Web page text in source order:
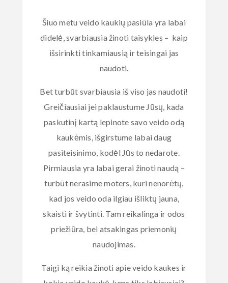
Šiuo metu veido kaukių pasiūla yra labai
didelė, svarbiausia žinoti taisykles – kaip
išsirinkti tinkamiausią ir teisingai jas
naudoti.
Bet turbūt svarbiausia iš viso jas naudoti!
Greičiausiai jei paklaustume Jūsų, kada
paskutinį kartą lepinote savo veido odą
kaukėmis, išgirstume labai daug
pasiteisinimo, kodėl Jūs to nedarote.
Pirmiausia yra labai gerai žinoti naudą –
turbūt nerasime moters, kuri nenorėtų,
kad jos veido oda ilgiau išliktų jauna,
skaisti ir švytinti. Tam reikalinga ir odos
priežiūra, bei atsakingas priemonių
naudojimas.
Taigi ką reikia žinoti apie veido kaukes ir